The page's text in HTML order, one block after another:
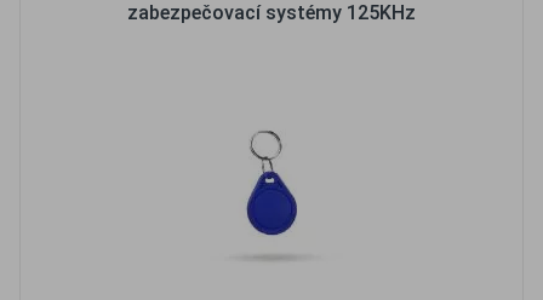
zabezpečovací systémy 125KHz